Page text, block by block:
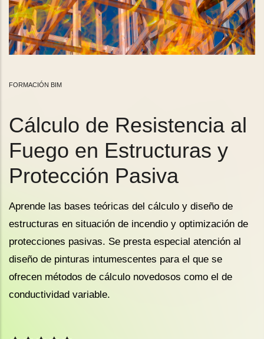
FORMACIÓN BIM
Cálculo de Resistencia al
Fuego en Estructuras y
Protección Pasiva
Aprende las bases teóricas del cálculo y diseño de
estructuras en situación de incendio y optimización de
protecciones pasivas. Se presta especial atención al
diseño de pinturas intumescentes para el que se
ofrecen métodos de cálculo novedosos como el de
conductividad variable.